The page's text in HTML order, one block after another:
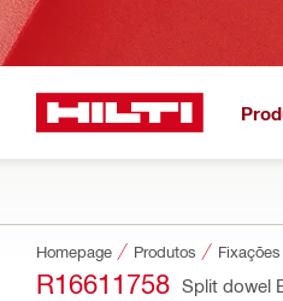
Homepage Produtos Fixações
R16611758 Split dowel